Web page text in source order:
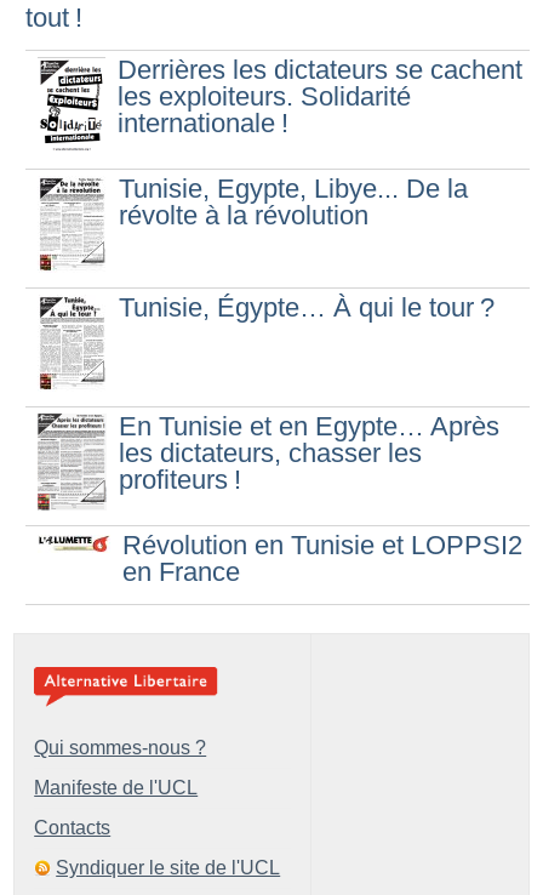
tout !
Derrières les dictateurs se cachent
les exploiteurs. Solidarité
internationale !
Tunisie, Egypte, Libye... De la
révolte à la révolution
Tunisie, Égypte… À qui le tour ?
En Tunisie et en Egypte… Après
les dictateurs, chasser les
profiteurs !
Révolution en Tunisie et LOPPSI2
en France
Qui sommes-nous ?
Manifeste de l'UCL
Contacts
Syndiquer le site de l'UCL